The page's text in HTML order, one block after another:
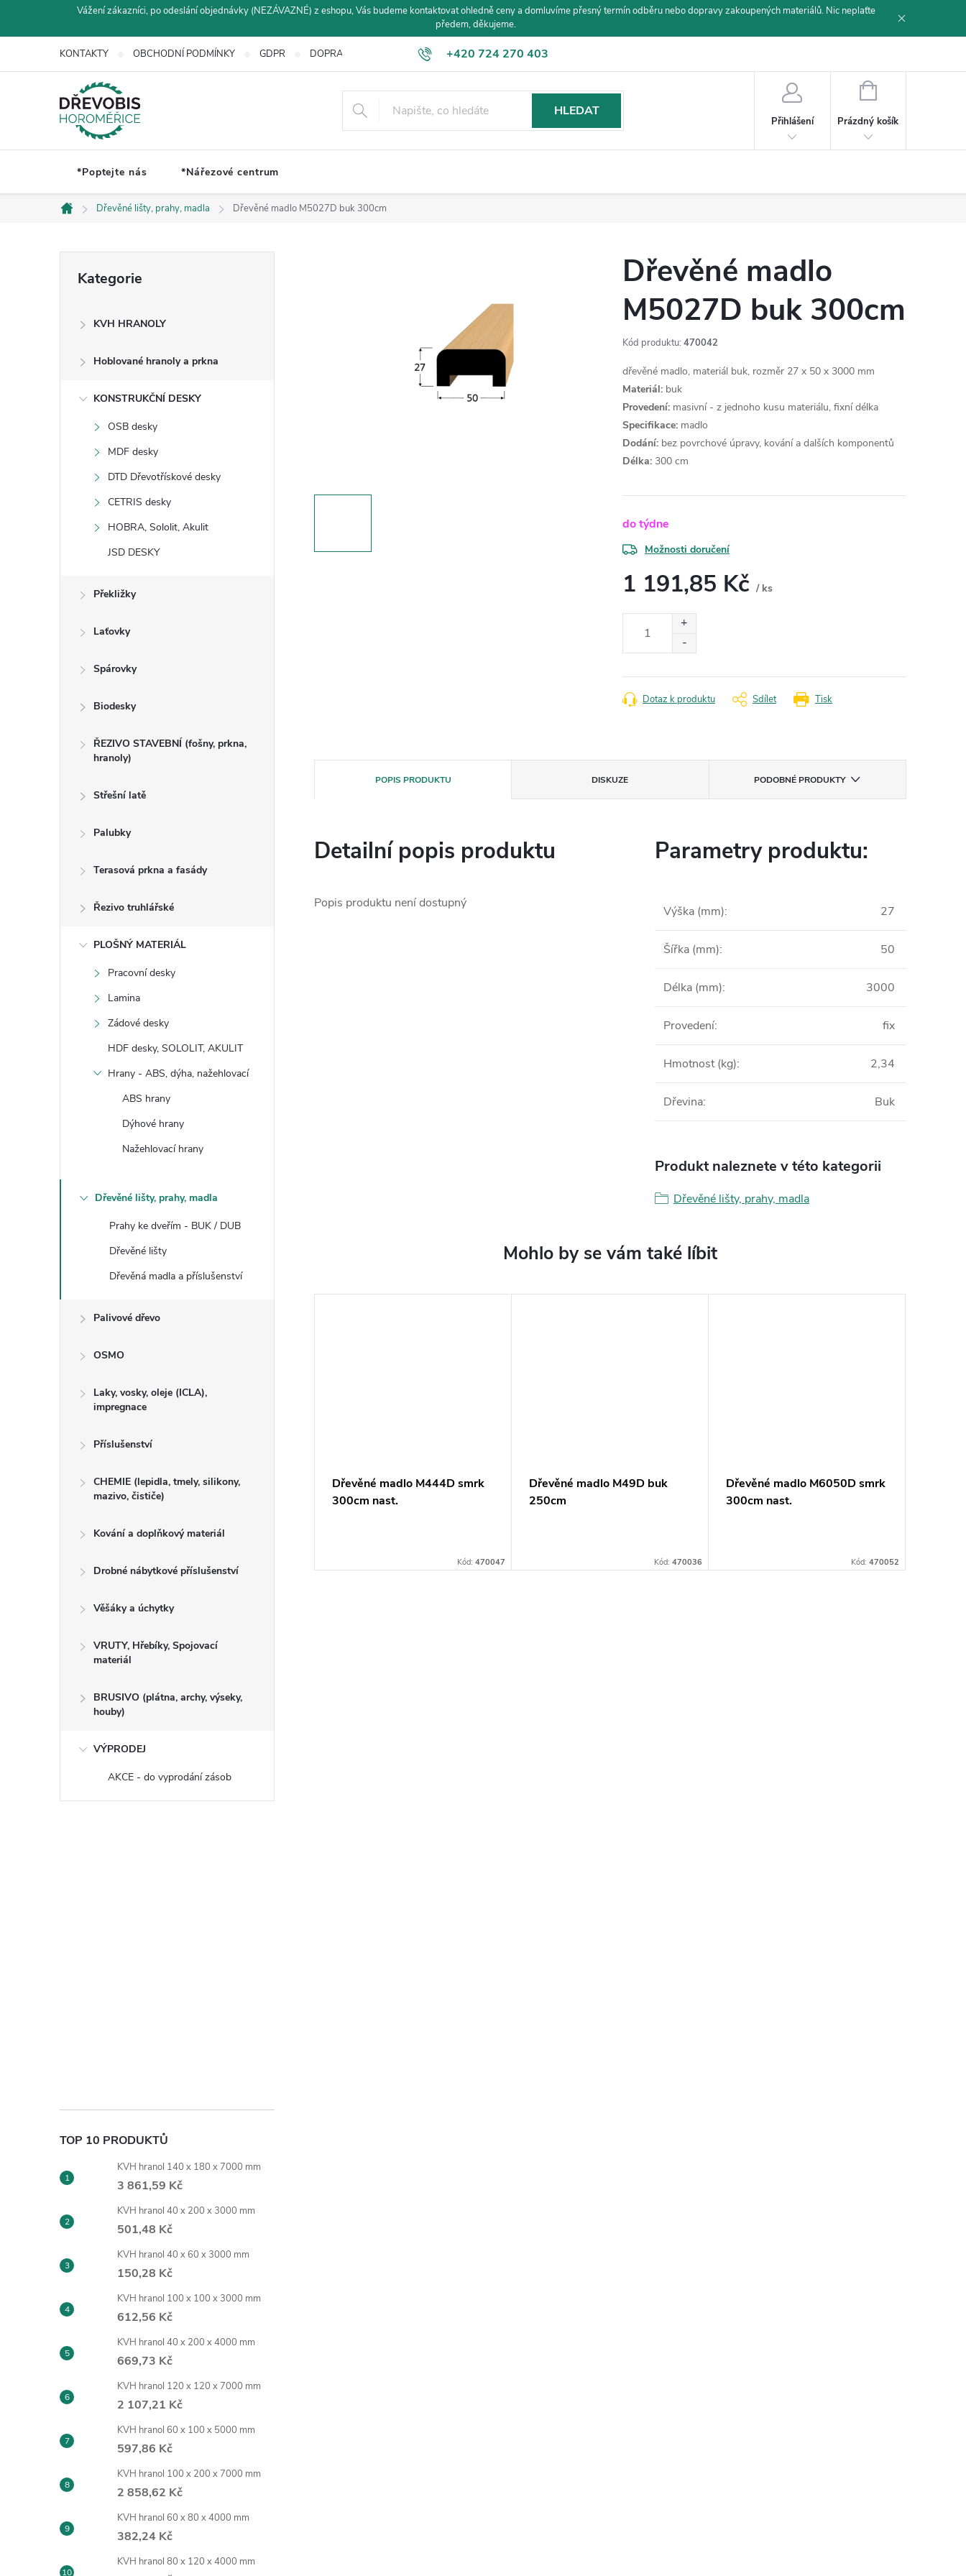
Vážení zákazníci, po odeslání objednávky (NEZÁVAZNÉ) z eshopu, Vás budeme kontaktovat ohledně ceny a domluvíme přesný termín odběru nebo dopravy zakoupených materiálů. Nic neplaťte
předem, děkujeme.
+420 724 270 403
KONTAKTY OBCHODNÍ PODMÍNKY GDPR DOPRAVA A PLATBA
HLEDAT
Přihlášení
NÁKUPNÍ
Prázdný košík
*Poptejte nás *Nářezové centrum
Domů
Dřevěné lišty, prahy, madla Dřevěné madlo M5027D buk 300cm
kategorie
Kategorie
KVH HRANOLY
Hoblované hranoly a prkna
KONSTRUKČNÍ DESKY
OSB desky
MDF desky
DTD Dřevotřískové desky
CETRIS desky
HOBRA, Sololit, Akulit
JSD DESKY
Překližky
Laťovky
Spárovky
Biodesky
ŘEZIVO STAVEBNÍ (fošny, prkna,
hranoly)
Střešní latě
Palubky
Terasová prkna a fasády
Řezivo truhlářské
PLOŠNÝ MATERIÁL
Pracovní desky
Lamina
Zádové desky
HDF desky, SOLOLIT, AKULIT
Hrany - ABS, dýha, nažehlovací
ABS hrany
Dýhové hrany
Nažehlovací hrany
Dřevěné lišty, prahy, madla
Prahy ke dveřím - BUK / DUB
Dřevěné lišty
Dřevěná madla a příslušenství
Palivové dřevo
OSMO
Laky, vosky, oleje (ICLA),
impregnace
Příslušenství
CHEMIE (lepidla, tmely, silikony,
mazivo, čističe)
Kování a doplňkový materiál
Drobné nábytkové příslušenství
Věšáky a úchytky
VRUTY, Hřebíky, Spojovací
materiál
BRUSIVO (plátna, archy, výseky,
houby)
VÝPRODEJ
AKCE - do vyprodání zásob
TOP 10 PRODUKTŮ
KVH hranol 140 x 180 x 7000 mm
3 861,59 Kč
KVH hranol 40 x 200 x 3000 mm
501,48 Kč
KVH hranol 40 x 60 x 3000 mm
150,28 Kč
KVH hranol 100 x 100 x 3000 mm
612,56 Kč
KVH hranol 40 x 200 x 4000 mm
669,73 Kč
KVH hranol 120 x 120 x 7000 mm
2 107,21 Kč
KVH hranol 60 x 100 x 5000 mm
597,86 Kč
KVH hranol 100 x 200 x 7000 mm
2 858,62 Kč
KVH hranol 60 x 80 x 4000 mm
382,24 Kč
KVH hranol 80 x 120 x 4000 mm
Dřevěné madlo
M5027D buk 300cm
Kód produktu: 470042
dřevěné madlo, materiál buk, rozměr 27 x 50 x 3000 mm
Materiál: buk
Provedení: masivní - z jednoho kusu materiálu, fixní délka
Specifikace: madlo
Dodání: bez povrchové úpravy, kování a dalších komponentů
Délka: 300 cm
do týdne
Možnosti doručení
1 191,85 Kč / ks
Tisk
Dotaz k produktu Sdílet
POPIS PRODUKTU DISKUZE PODOBNÉ PRODUKTY
Detailní popis produktu
Popis produktu není dostupný
Parametry produktu:
Výška (mm): 27
Šířka (mm): 50
Délka (mm): 3000
Provedení: fix
Hmotnost (kg): 2,34
Dřevina: Buk
Produkt naleznete v této kategorii
Dřevěné lišty, prahy, madla
Dřevěné madlo M444D smrk
300cm nast.
Kód: 470047
Dřevěné madlo M49D buk
250cm
Kód: 470036
Dřevěné madlo M6050D smrk
300cm nast.
Kód: 470052